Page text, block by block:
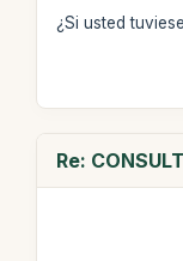
¿Si usted
Re: